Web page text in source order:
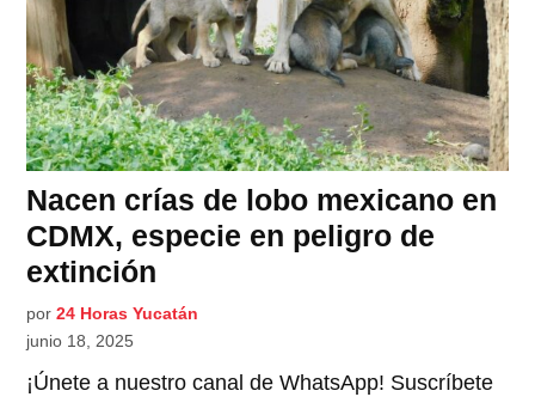
Nacen crías de lobo mexicano en
CDMX, especie en peligro de
extinción
por 24 Horas Yucatán
junio 18, 2025
¡Únete a nuestro canal de WhatsApp! Suscríbete